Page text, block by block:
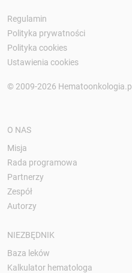
Regulamin
Polityka prywatności
Polityka cookies
Ustawienia cookies
© 2009-2026 Hematoonkologia.pl
O NAS
Misja
Rada programowa
Partnerzy
Zespół
Autorzy
NIEZBĘDNIK
Baza leków
Kalkulator hematologa